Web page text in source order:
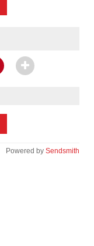
Powered by Sendsmith